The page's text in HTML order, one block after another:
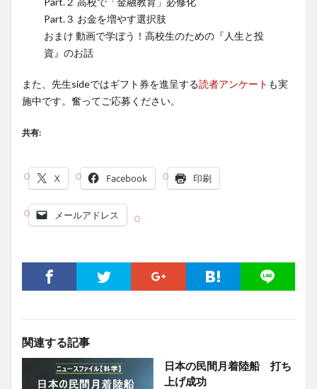
Part.３ お金を増やす選択肢
おまけ 動画で学ぼう！高校生のための『人生と投
資』のお話
また、先生sideではギフト券を進呈する読者アンケート も実
施中です。奮ってご応募ください。
共有:
X Facebook 印刷
メールアドレス
関連する記事
日本の民間月着陸船 打ち
上げ成功